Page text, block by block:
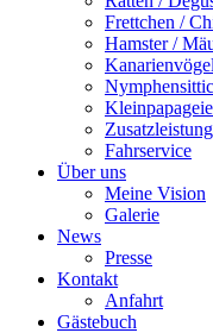
Frettchen /
Hamster /
Fahrservice
Über uns
Meine Vision
Galerie
News
Presse
Kontakt
Anfahrt
Gästebuch